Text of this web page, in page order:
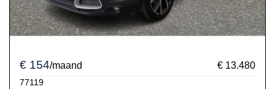
€ 154/maand € 13.480
77119